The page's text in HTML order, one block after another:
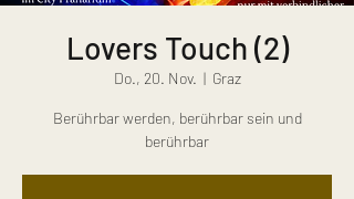
Lovers Touch (2)
Do., 20. Nov.
  |
Graz
Berührbar werden, berührbar sein und
berührbar